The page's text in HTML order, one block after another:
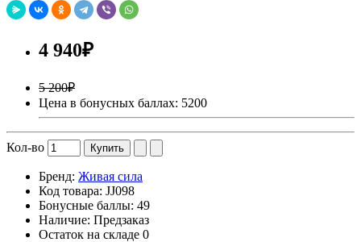
4 940₽
5 200₽
Цена в бонусных баллах: 5200
Кол-во Купить
Бренд: Живая сила
Код товара: JJ098
Бонусные баллы: 49
Наличие: Предзаказ
Остаток на складе 0